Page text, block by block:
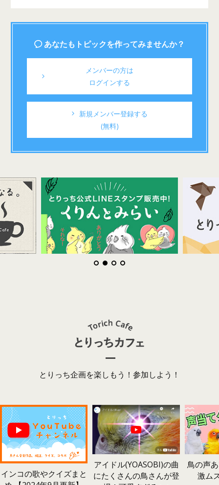
あなたもトピックを作ってみませんか？
メンバーの方は
ログインする
新規メンバー登録する
(無料)
とりっち企画を楽しもう！参加しよう！
インコの歌やクイズまと
アイドル(YOASOBI)の曲
にたくさんの鳥さんが登
鳥の声
激ム